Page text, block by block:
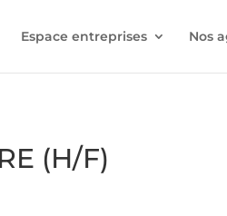
Espace entreprises Nos
(H/F)